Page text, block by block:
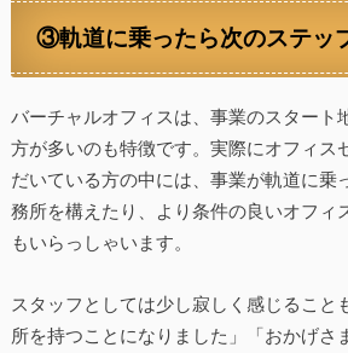
③軌道に乗ったら次のステッ
バーチャルオフィスは、事業のスタート
方が多いのも特徴です。実際にオフィス
だいている方の中には、事業が軌道に乗
務所を構えたり、より条件の良いオフィ
もいらっしゃいます。
スタッフとしては少し寂しく感じること
所を持つことになりました」「おかげさ